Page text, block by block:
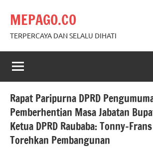
content
MEPAGO.CO
TERPERCAYA DAN SELALU DIHATI
Rapat Paripurna DPRD
Pemberhentian Masa Jabatan
Ketua DPRD Raubaba: Tonny-
Torehkan Pembangunan